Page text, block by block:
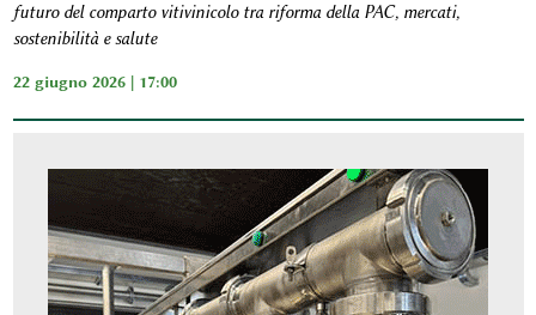
futuro del comparto vitivinicolo tra riforma della PAC, mercati,
sostenibilità e salute
22 giugno 2026 | 17:00